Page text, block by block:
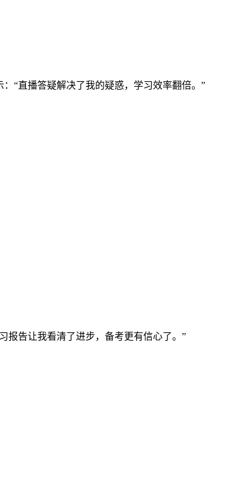
“直播答疑解决了我的疑惑，学习效率翻倍。”
报告让我看清了进步，备考更有信心了。”